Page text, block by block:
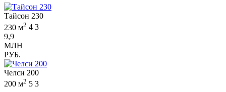
Тайсон 230
230 м2 4 3
9,9
МЛН
РУБ.
Челси 200
200 м2 5 3